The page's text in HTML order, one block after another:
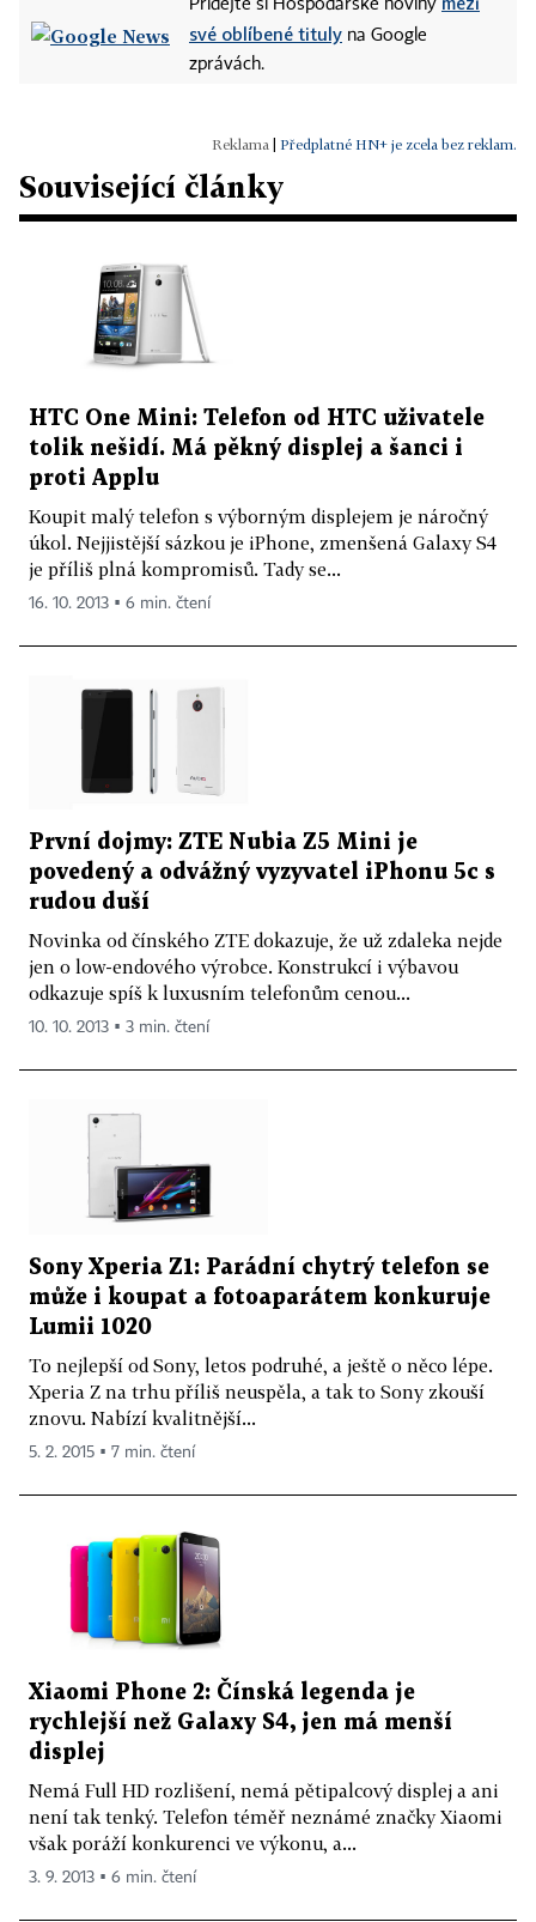
Přidejte si Hospodářské noviny
své oblíbené tituly na Google
zprávách.
Předplatné HN+ je zcela bez reklam.
Související články
HTC One Mini: Telefon od HTC uživatele
tolik nešidí. Má pěkný displej a šanci i
proti Applu
Koupit malý telefon s výborným displejem je náročný
úkol. Nejjistější sázkou je iPhone, zmenšená Galaxy S4
je příliš plná kompromisů. Tady se...
16. 10. 2013 ▪ 6 min. čtení
První dojmy: ZTE Nubia Z5 Mini je
povedený a odvážný vyzyvatel iPhonu 5c s
rudou duší
Novinka od čínského ZTE dokazuje, že už zdaleka nejde
jen o low-endového výrobce. Konstrukcí i výbavou
odkazuje spíš k luxusním telefonům cenou...
10. 10. 2013 ▪ 3 min. čtení
Sony Xperia Z1: Parádní chytrý telefon se
může i koupat a fotoaparátem konkuruje
Lumii 1020
To nejlepší od Sony, letos podruhé, a ještě o něco lépe.
Xperia Z na trhu příliš neuspěla, a tak to Sony zkouší
znovu. Nabízí kvalitnější...
5. 2. 2015 ▪ 7 min. čtení
Xiaomi Phone 2: Čínská legenda je
rychlejší než Galaxy S4, jen má menší
displej
Nemá Full HD rozlišení, nemá pětipalcový displej a ani
není tak tenký. Telefon téměř neznámé značky Xiaomi
však poráží konkurenci ve výkonu, a...
3. 9. 2013 ▪ 6 min. čtení